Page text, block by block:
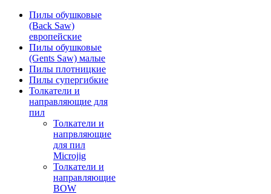
Пилы обушковые
(Back Saw)
европейские
Пилы обушковые
(Gents Saw) малые
Пилы плотницкие
Пилы супергибкие
Толкатели и
направляющие для
пил
Толкатели и
напрвляющие
для пил
Microjig
Толкатели и
направляющие
BOW